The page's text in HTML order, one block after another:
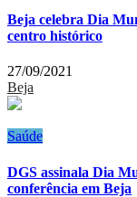
Beja celebra Dia
centro histórico
27/09/2021
Beja
Saúde
DGS assinala Dia
conferência em Beja